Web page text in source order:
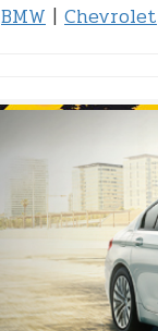
BMW | Chevrolet